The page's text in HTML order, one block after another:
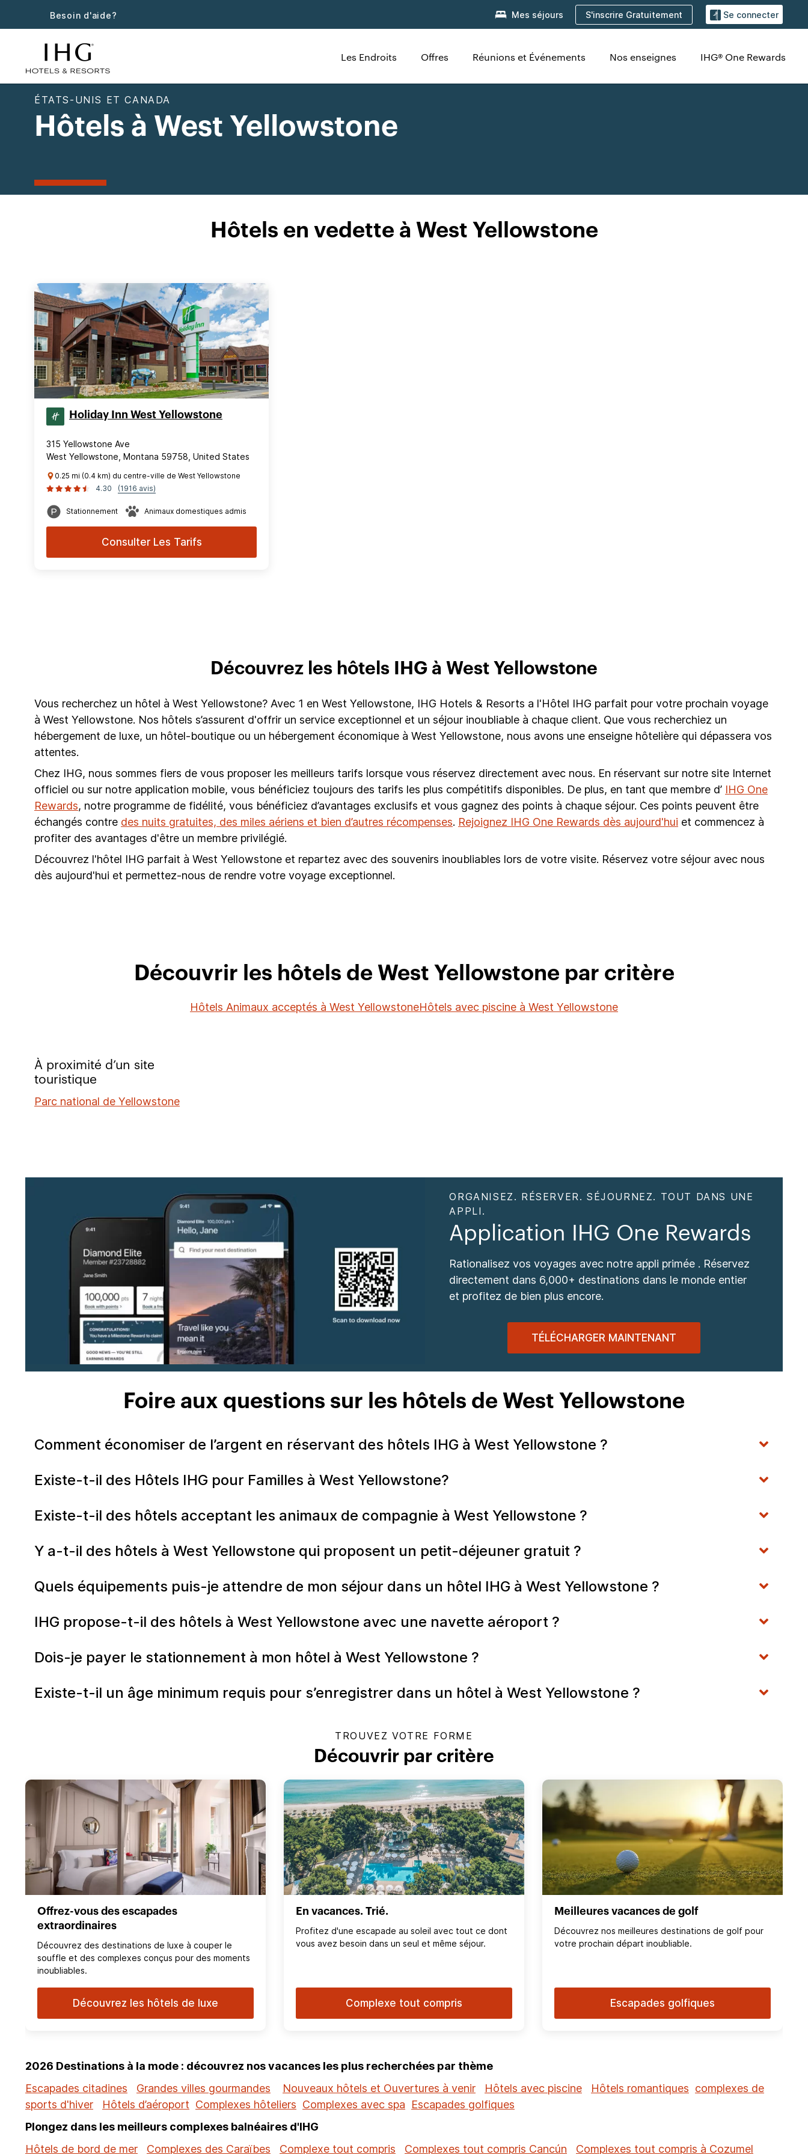
Besoin d'aide? Mes séjours S'inscrire Gratuitement Se connecter
Les Endroits Offres Réunions et Événements Nos enseignes IHG® One Rewards
ÉTATS-UNIS ET CANADA
Hôtels à West Yellowstone
Hôtels en vedette à West Yellowstone
Holiday Inn West Yellowstone
315 Yellowstone Ave
West Yellowstone, Montana 59758, United States
0.25 mi (0.4 km) du centre-ville de West Yellowstone
4.30
(1916 avis)
Stationnement Animaux domestiques admis
Consulter Les Tarifs
Découvrez les hôtels IHG à West Yellowstone
Vous recherchez un hôtel à West Yellowstone? Avec 1 en West Yellowstone, IHG Hotels & Resorts a l'Hôtel IHG parfait pour votre prochain voyage
à West Yellowstone. Nos hôtels s’assurent d'offrir un service exceptionnel et un séjour inoubliable à chaque client. Que vous recherchiez un
hébergement de luxe, un hôtel-boutique ou un hébergement économique à West Yellowstone, nous avons une enseigne hôtelière qui dépassera vos
attentes.
Chez IHG, nous sommes fiers de vous proposer les meilleurs tarifs lorsque vous réservez directement avec nous. En réservant sur notre site Internet
officiel ou sur notre application mobile, vous bénéficiez toujours des tarifs les plus compétitifs disponibles. De plus, en tant que membre d’ IHG One
Rewards, notre programme de fidélité, vous bénéficiez d’avantages exclusifs et vous gagnez des points à chaque séjour. Ces points peuvent être
échangés contre des nuits gratuites, des miles aériens et bien d’autres récompenses. Rejoignez IHG One Rewards dès aujourd'hui et commencez à
profiter des avantages d'être un membre privilégié.
Découvrez l'hôtel IHG parfait à West Yellowstone et repartez avec des souvenirs inoubliables lors de votre visite. Réservez votre séjour avec nous
dès aujourd'hui et permettez-nous de rendre votre voyage exceptionnel.
Découvrir les hôtels de West Yellowstone par critère
Hôtels Animaux acceptés à West YellowstoneHôtels avec piscine à West Yellowstone
À proximité d’un site
touristique
Parc national de Yellowstone
ORGANISEZ. RÉSERVER. SÉJOURNEZ. TOUT DANS UNE
APPLI.
Application IHG One Rewards
Rationalisez vos voyages avec notre appli primée . Réservez
directement dans 6,000+ destinations dans le monde entier
et profitez de bien plus encore.
TÉLÉCHARGER MAINTENANT
Foire aux questions sur les hôtels de West Yellowstone
Comment économiser de l’argent en réservant des hôtels IHG à West Yellowstone ?
Existe-t-il des Hôtels IHG pour Familles à West Yellowstone?
Existe-t-il des hôtels acceptant les animaux de compagnie à West Yellowstone ?
Y a-t-il des hôtels à West Yellowstone qui proposent un petit-déjeuner gratuit ?
Quels équipements puis-je attendre de mon séjour dans un hôtel IHG à West Yellowstone ?
IHG propose-t-il des hôtels à West Yellowstone avec une navette aéroport ?
Dois-je payer le stationnement à mon hôtel à West Yellowstone ?
Existe-t-il un âge minimum requis pour s’enregistrer dans un hôtel à West Yellowstone ?
TROUVEZ VOTRE FORME
Découvrir par critère
Offrez-vous des escapades
extraordinaires
Découvrez des destinations de luxe à couper le
souffle et des complexes conçus pour des moments
inoubliables.
Découvrez les hôtels de luxe
En vacances. Trié.
Profitez d'une escapade au soleil avec tout ce dont
vous avez besoin dans un seul et même séjour.
Complexe tout compris
Meilleures vacances de golf
Découvrez nos meilleures destinations de golf pour
votre prochain départ inoubliable.
Escapades golfiques
2026 Destinations à la mode : découvrez nos vacances les plus recherchées par thème
Escapades citadines
Grandes villes gourmandes Nouveaux hôtels et Ouvertures à venir Hôtels avec piscine Hôtels romantiques complexes de
sports d'hiver
Hôtels d’aéroport Complexes hôteliers Complexes avec spa
Escapades golfiques
Plongez dans les meilleurs complexes balnéaires d'IHG
Hôtels de bord de mer
Complexes des Caraïbes Complexe tout compris Complexes tout compris Cancún Complexes tout compris à Cozumel